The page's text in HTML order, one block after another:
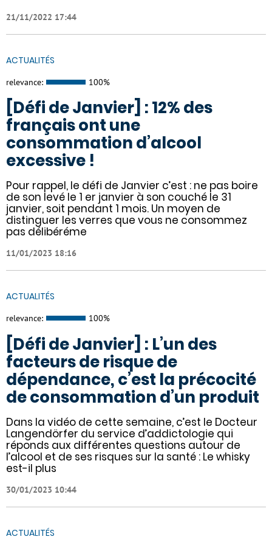
21/11/2022 17:44
ACTUALITÉS
relevance: 100%
[Défi de Janvier] : 12% des
français ont une
consommation d’alcool
excessive !
Pour rappel, le défi de Janvier c’est : ne pas boire
de son levé le 1 er janvier à son couché le 31
janvier, soit pendant 1 mois. Un moyen de
distinguer les verres que vous ne consommez
pas délibéréme
11/01/2023 18:16
ACTUALITÉS
relevance: 100%
[Défi de Janvier] : L’un des
facteurs de risque de
dépendance, c’est la précocité
de consommation d’un produit
Dans la vidéo de cette semaine, c’est le Docteur
Langendörfer du service d’addictologie qui
réponds aux différentes questions autour de
l’alcool et de ses risques sur la santé : Le whisky
est-il plus
30/01/2023 10:44
ACTUALITÉS